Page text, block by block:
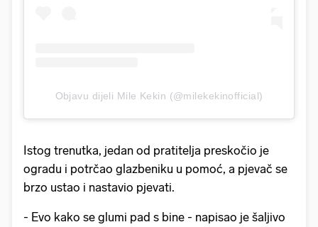
Objavu dijeli Mile Kekin (@milekekinofficial)
Istog trenutka, jedan od pratitelja preskočio je
ogradu i potrčao glazbeniku u pomoć, a pjevač se
brzo ustao i nastavio pjevati.
- Evo kako se glumi pad s bine - napisao je šaljivo